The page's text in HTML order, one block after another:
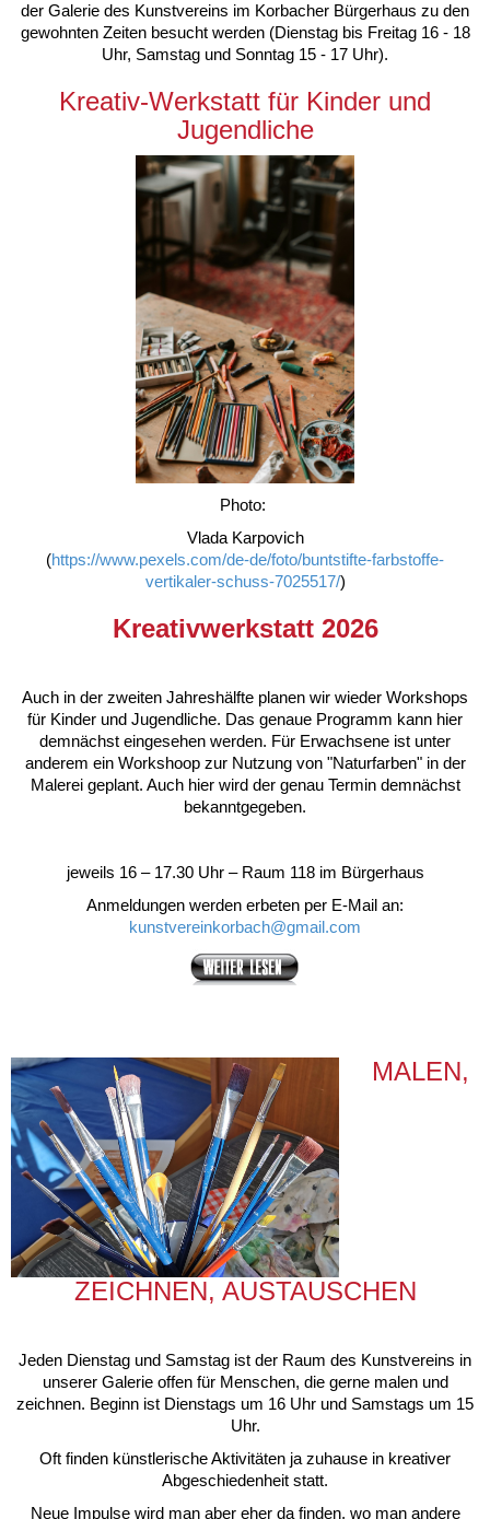
der Galerie des Kunstvereins im Korbacher Bürgerhaus zu den
gewohnten Zeiten besucht werden (Dienstag bis Freitag 16 - 18
Uhr, Samstag und Sonntag 15 - 17 Uhr).
Kreativ-Werkstatt für Kinder und
Jugendliche
Photo:
Vlada Karpovich
(https://www.pexels.com/de-de/foto/buntstifte-farbstoffe-
vertikaler-schuss-7025517/)
Kreativwerkstatt 2026
Auch in der zweiten Jahreshälfte planen wir wieder Workshops
für Kinder und Jugendliche. Das genaue Programm kann hier
demnächst eingesehen werden. Für Erwachsene ist unter
anderem ein Workshoop zur Nutzung von "Naturfarben" in der
Malerei geplant. Auch hier wird der genau Termin demnächst
bekanntgegeben.
jeweils 16 – 17.30 Uhr – Raum 118 im Bürgerhaus
Anmeldungen werden erbeten per E-Mail an:
kunstvereinkorbach@gmail.com
MALEN,
ZEICHNEN, AUSTAUSCHEN
Jeden Dienstag und Samstag ist der Raum des Kunstvereins in
unserer Galerie offen für Menschen, die gerne malen und
zeichnen. Beginn ist Dienstags um 16 Uhr und Samstags um 15
Uhr.
Oft finden künstlerische Aktivitäten ja zuhause in kreativer
Abgeschiedenheit statt.
Neue Impulse wird man aber eher da finden, wo man andere